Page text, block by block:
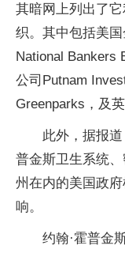
其暗网上列出了
织。其中包括美
National Bankers
公司Putnam
Greenparks，及
此外，据报
普金斯卫生系统
州在内的美国政
响。
约翰·霍普金